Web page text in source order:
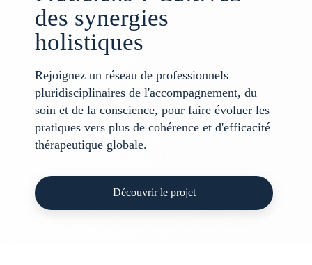
des synergies
holistiques
Rejoignez un réseau de professionnels
pluridisciplinaires de l'accompagnement, du
soin et de la conscience, pour faire évoluer les
pratiques vers plus de cohérence et d'efficacité
thérapeutique globale.
Découvrir le projet